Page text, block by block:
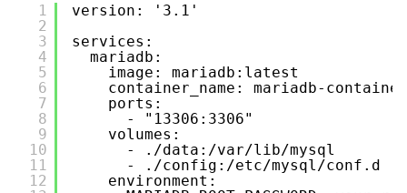
1
2
3
4
5
6
7
8
9
10
11
12
version: '3.1'
services:
mariadb:
image: mariadb:latest
container_name: mariadb-container
ports:
- "13306:3306"
volumes:
- ./data:/var/lib/mysql
- ./config:/etc/mysql/conf.d
environment: